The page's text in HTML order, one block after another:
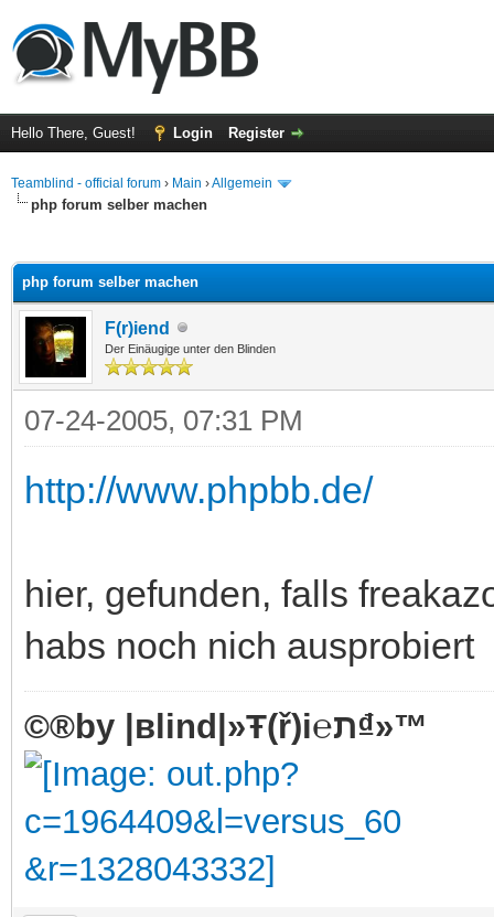
Hello There, Guest! Login Register
Teamblind - official forum › Main ›Allgemein
php forum selber machen
php forum selber machen
F(r)iend
Der Einäugige unter den Blinden
07-24-2005, 07:31 PM
http://www.phpbb.de/
hier, gefunden, falls
habs noch nich ausprobiert
©®by |вlind|»Ŧ(ř)i℮ת₫»™